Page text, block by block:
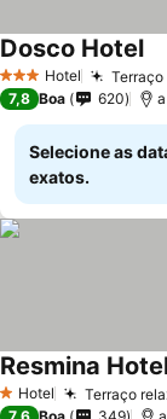
3 EstrelasHotel
Dosco Hotel
7,8 Boa 620
Selecione as
exatos.
1 Estrelas
Hotel Terraço
Resmina